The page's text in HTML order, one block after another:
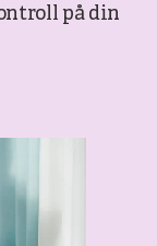
på din